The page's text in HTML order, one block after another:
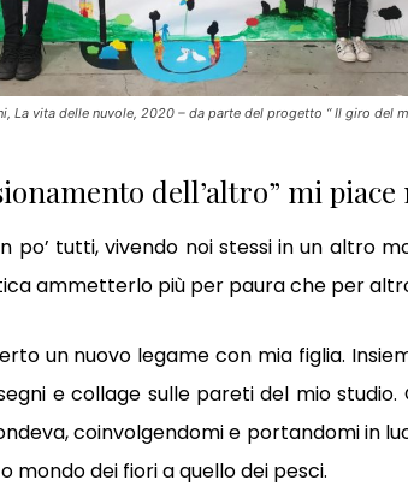
La vita delle nuvole, 2020 – da parte del progetto “ Il giro del
dell’altro” mi
po’ tutti, vivendo noi stessi in un altro
ammetterlo più per paura che per
un nuovo legame con mia figlia.
e collage sulle pareti del mio
coinvolgendomi e portandomi in
mondo dei fiori a quello dei pesci.
No